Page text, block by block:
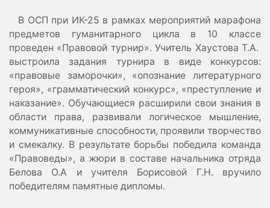
В ОСП при ИК-25 в рамках мероприятий марафона
предметов гуманитарного цикла в 10 классе
проведен «Правовой турнир». Учитель Хаустова Т.А.
выстроила задания турнира в виде конкурсов:
«правовые заморочки», «опознание литературного
героя», «грамматический конкурс», «преступление и
наказание». Обучающиеся расширили свои знания в
области права, развивали логическое мышление,
коммуникативные способности, проявили творчество
и смекалку. В результате борьбы победила команда
«Правоведы», а жюри в составе начальника отряда
Белова О.А и учителя Борисовой Г.Н. вручило
победителям памятные дипломы.